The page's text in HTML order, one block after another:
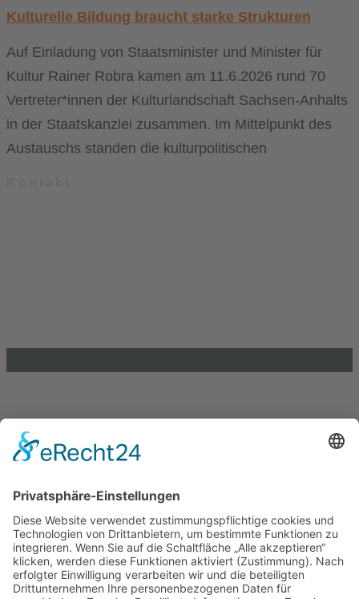
Kulturelle Bildung braucht starke Strukturen
Auf Einladung von Staatsminister und Minister für
Kultur Rainer Robra kamen am 11.6.2026 rund 70
Vertreter*innen der Kulturlandschaft Sachsen-Anhalts
in der Staatskanzlei zusammen. Im Mittelpunkt des
Austauschs standen die kulturpolitischen
Unterstütze die .lkj) Sachsen-Anhalt durch deine
Online-Einkäufe. Ganz ohne Mehrkosten.
Kontakt